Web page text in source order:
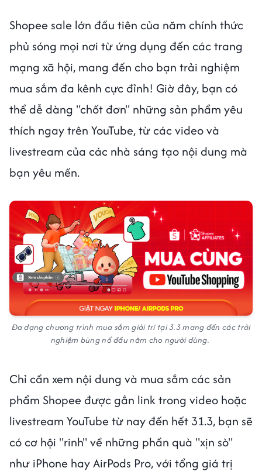
Shopee sale lớn đầu tiên của năm chính thức
phủ sóng mọi nơi từ ứng dụng đến các trang
mạng xã hội, mang đến cho bạn trải nghiệm
mua sắm đa kênh cực đỉnh! Giờ đây, bạn có
thể dễ dàng "chốt đơn" những sản phẩm yêu
thích ngay trên YouTube, từ các video và
livestream của các nhà sáng tạo nội dung mà
bạn yêu mến.
Đa dạng chương trình mua sắm giải trí tại 3.3 mang đến các trải
nghiệm bùng nổ đầu năm cho người dùng.
Chỉ cần xem nội dung và mua sắm các sản
phẩm Shopee được gắn link trong video hoặc
livestream YouTube từ nay đến hết 31.3, bạn sẽ
có cơ hội "rinh" về những phần quà "xịn sò"
như iPhone hay AirPods Pro, với tổng giá trị